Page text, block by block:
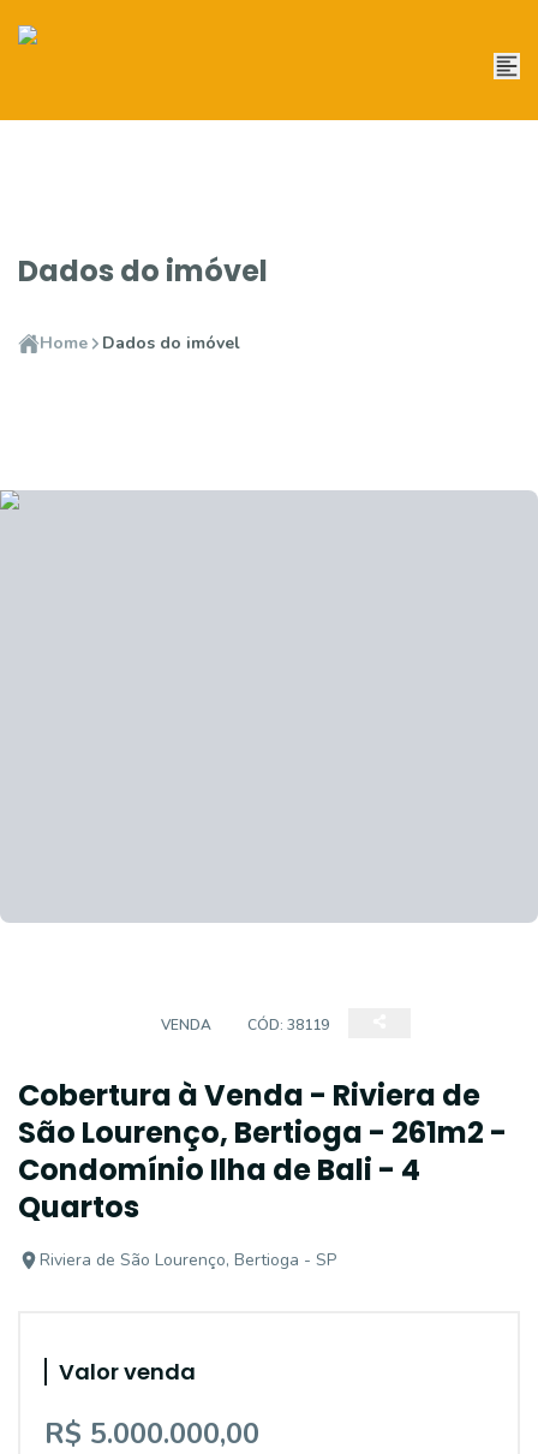
Dados do imóvel
Home Dados do imóvel
VENDA CÓD: 38119
Cobertura à Venda - Riviera de
São Lourenço, Bertioga - 261m2 -
Condomínio Ilha de Bali - 4
Quartos
Riviera de São Lourenço, Bertioga - SP
Valor venda
R$ 5.000.000,00